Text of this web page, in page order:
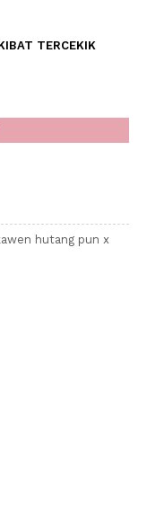
TERCEKIK
hutang pun x